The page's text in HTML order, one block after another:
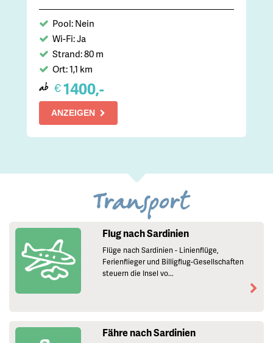
Pool: Nein
Wi-Fi: Ja
Strand: 80 m
Ort: 1,1 km
ab €1400,-
ANZEIGEN
Transport
Flug nach Sardinien
Flüge nach Sardinien - Linienflüge,
Ferienflieger und Billigflug-Gesellschaften
steuern die Insel vo...
Fähre nach Sardinien